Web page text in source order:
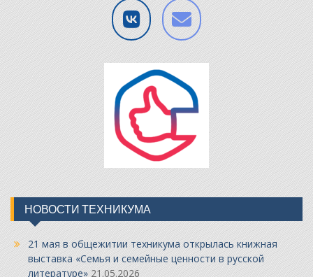
НОВОСТИ ТЕХНИКУМА
21 мая в общежитии техникума открылась книжная
выставка «Семья и семейные ценности в русской
литературе» 21.05.2026